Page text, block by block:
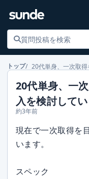
トップ 20代単身、一次取
20代単身、一
入を検討して
約3年前
現在で一次取得を
います。
スペック